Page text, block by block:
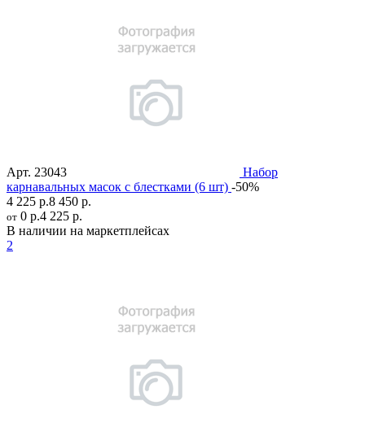
Арт. 23043
Набор
карнавальных масок с блестками (6 шт) -50%
4 225 р.8 450 р.
от 0 р.4 225 р.
В наличии на маркетплейсах
2